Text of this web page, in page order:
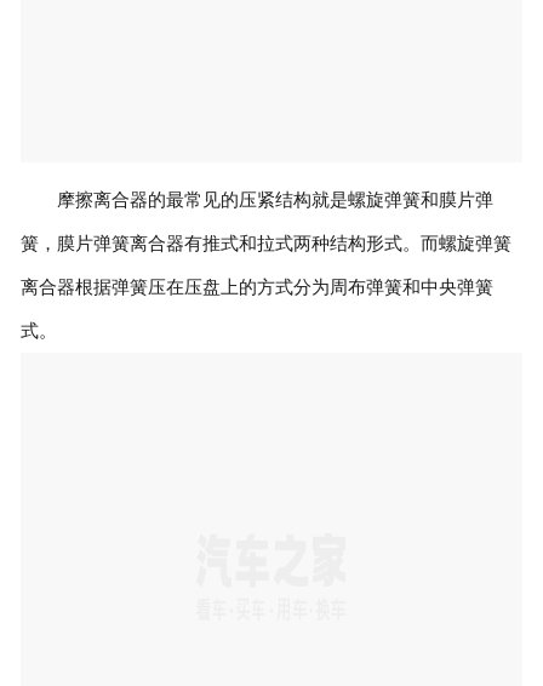
摩擦离合器的最常见的压紧结构就是螺旋弹簧和膜片弹
簧，膜片弹簧离合器有推式和拉式两种结构形式。而螺旋弹簧
离合器根据弹簧压在压盘上的方式分为周布弹簧和中央弹簧
式。